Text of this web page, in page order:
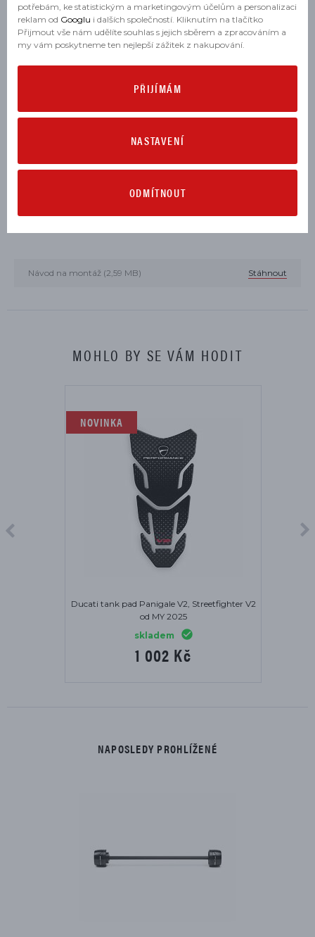
MULTISTRADA V2 S 2025, 2026
STREETFIGHTER V2 2025, 2026
KE STAŽENÍ
Návod na montáž (2,59 MB) Stáhnout
MOHLO BY SE VÁM HODIT
NOVINKA
Ducati tank pad Panigale V2, Streetfighter V2
od MY 2025
skladem
1 002 Kč
NAPOSLEDY PROHLÍŽENÉ
potřebám, ke statistickým a marketingovým účelům a personalizaci
reklam od Googlu i dalších společností. Kliknutím na tlačítko
Přijmout vše nám udělíte souhlas s jejich sběrem a zpracováním a
my vám poskytneme ten nejlepší zážitek z nakupování.
PŘIJÍMÁM
NASTAVENÍ
ODMÍTNOUT